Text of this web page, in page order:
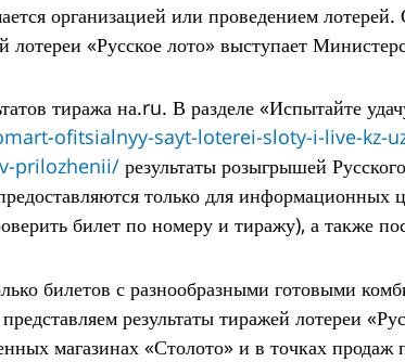
организацией или проведением лотерей.
лотереи «Русское лото» выступает
тиража на.ru. В разделе «Испытайте
ofitsialnyy-sayt-loterei-sloty-i-live-kz-
prilozhenii/ результаты розыгрышей
только для информационных
билет по номеру и тиражу), а также
билетов с разнообразными готовыми
результаты тиражей лотереи
магазинах «Столото» и в точках продаж